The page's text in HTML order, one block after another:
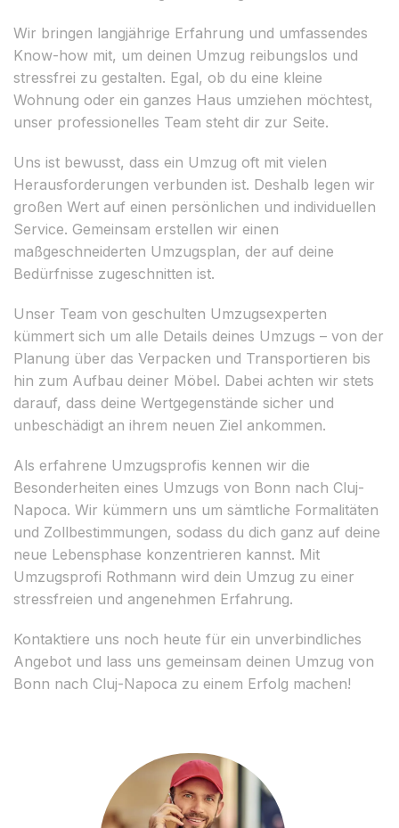
Wir bringen langjährige Erfahrung und umfassendes
Know-how mit, um deinen Umzug reibungslos und
stressfrei zu gestalten. Egal, ob du eine kleine
Wohnung oder ein ganzes Haus umziehen möchtest,
unser professionelles Team steht dir zur Seite.
Uns ist bewusst, dass ein Umzug oft mit vielen
Herausforderungen verbunden ist. Deshalb legen wir
großen Wert auf einen persönlichen und individuellen
Service. Gemeinsam erstellen wir einen
maßgeschneiderten Umzugsplan, der auf deine
Bedürfnisse zugeschnitten ist.
Unser Team von geschulten Umzugsexperten
kümmert sich um alle Details deines Umzugs – von der
Planung über das Verpacken und Transportieren bis
hin zum Aufbau deiner Möbel. Dabei achten wir stets
darauf, dass deine Wertgegenstände sicher und
unbeschädigt an ihrem neuen Ziel ankommen.
Als erfahrene Umzugsprofis kennen wir die
Besonderheiten eines Umzugs von Bonn nach Cluj-
Napoca. Wir kümmern uns um sämtliche Formalitäten
und Zollbestimmungen, sodass du dich ganz auf deine
neue Lebensphase konzentrieren kannst. Mit
Umzugsprofi Rothmann wird dein Umzug zu einer
stressfreien und angenehmen Erfahrung.
Kontaktiere uns noch heute für ein unverbindliches
Angebot und lass uns gemeinsam deinen Umzug von
Bonn nach Cluj-Napoca zu einem Erfolg machen!